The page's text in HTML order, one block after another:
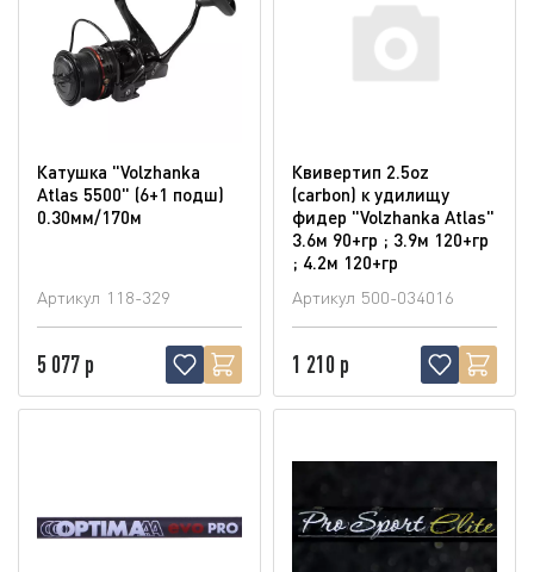
Катушка "Volzhanka
Atlas 5500" (6+1 подш)
0.30мм/170м
Артикул 118-329
5 077 р
Квивертип 2.5oz
(carbon) к удилищу
фидер "Volzhanka Atlas"
3.6м 90+гр ; 3.9м 120+гр
; 4.2м 120+гр
Артикул 500-034016
1 210 р